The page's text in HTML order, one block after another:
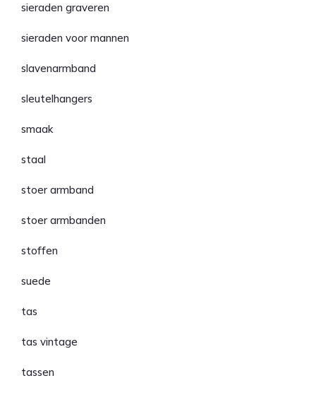
sieraden graveren
sieraden voor mannen
slavenarmband
sleutelhangers
smaak
staal
stoer armband
stoer armbanden
stoffen
suede
tas
tas vintage
tassen